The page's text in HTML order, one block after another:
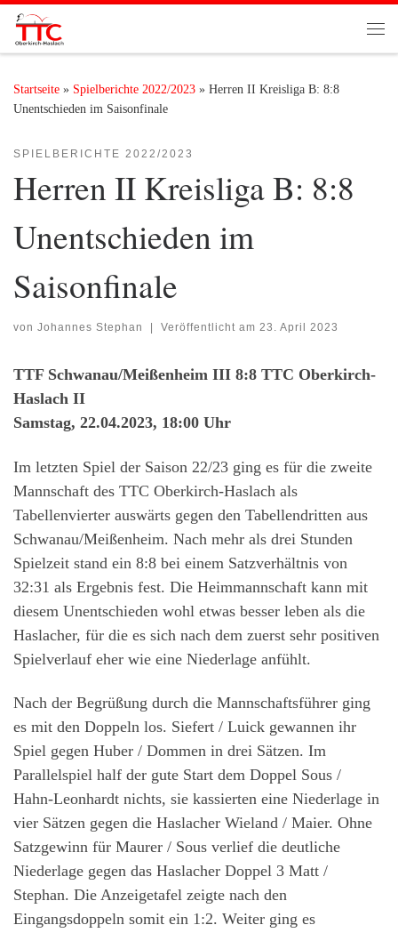
Zum Inhalt springen
Startseite » Spielberichte 2022/2023 » Herren II Kreisliga B: 8:8
Unentschieden im Saisonfinale
SPIELBERICHTE 2022/2023
Herren II Kreisliga B: 8:8
Unentschieden im
Saisonfinale
von Johannes Stephan Veröffentlicht am 23. April 2023
TTF Schwanau/Meißenheim III 8:8 TTC Oberkirch-
Haslach II
Samstag, 22.04.2023, 18:00 Uhr
Im letzten Spiel der Saison 22/23 ging es für die zweite
Mannschaft des TTC Oberkirch-Haslach als
Tabellenvierter auswärts gegen den Tabellendritten aus
Schwanau/Meißenheim. Nach mehr als drei Stunden
Spielzeit stand ein 8:8 bei einem Satzverhältnis von
32:31 als Ergebnis fest. Die Heimmannschaft kann mit
diesem Unentschieden wohl etwas besser leben als die
Haslacher, für die es sich nach dem zuerst sehr positiven
Spielverlauf eher wie eine Niederlage anfühlt.
Nach der Begrüßung durch die Mannschaftsführer ging
es mit den Doppeln los. Siefert / Luick gewannen ihr
Spiel gegen Huber / Dommen in drei Sätzen. Im
Parallelspiel half der gute Start dem Doppel Sous /
Hahn-Leonhardt nichts, sie kassierten eine Niederlage in
vier Sätzen gegen die Haslacher Wieland / Maier. Ohne
Satzgewinn für Maurer / Sous verlief die deutliche
Niederlage gegen das Haslacher Doppel 3 Matt /
Stephan. Die Anzeigetafel zeigte nach den
Eingangsdoppeln somit ein 1:2. Weiter ging es